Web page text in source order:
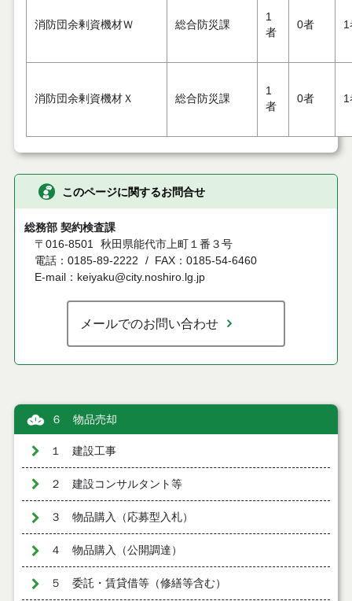
消防団余剰資機材Ｗ 総合防災課
1
者
0者 1
消防団余剰資機材Ｘ 総合防災課
1
者
0者 1
このページに関するお問合せ
総務部 契約検査課
〒016-8501 秋田県能代市上町１番３号
電話：0185-89-2222
FAX：0185-54-6460
E-mail：keiyaku@city.noshiro.lg.jp
メールでのお問い合わせ
６ 物品売却
１ 建設工事
２ 建設コンサルタント等
３ 物品購入（応募型入札）
４ 物品購入（公開調達）
５ 委託・賃貸借等（修繕等含む）